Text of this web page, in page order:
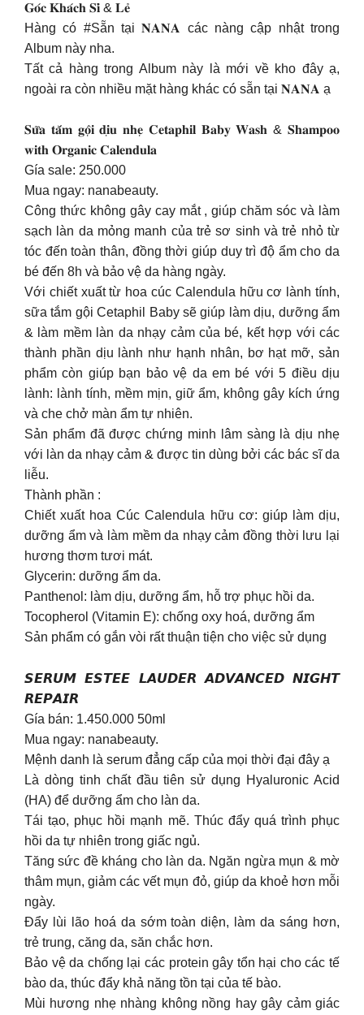
𝐆𝐨́𝐜 𝐊𝐡𝐚́𝐜𝐡 𝐒𝐢̉ & 𝐋𝐞̉
Hàng có #Sẵn tại 𝐍𝐀𝐍𝐀 các nàng cập nhật trong
Album này nha.
Tất cả hàng trong Album này là mới về kho đây ạ,
ngoài ra còn nhiều mặt hàng khác có sẵn tại 𝐍𝐀𝐍𝐀 ạ
𝐒𝐮̛̃𝐚 𝐭𝐚̆́𝐦 𝐠𝐨̣̂𝐢 𝐝𝐢̣𝐮 𝐧𝐡𝐞̣ 𝐂𝐞𝐭𝐚𝐩𝐡𝐢𝐥 𝐁𝐚𝐛𝐲 𝐖𝐚𝐬𝐡 & 𝐒𝐡𝐚𝐦𝐩𝐨𝐨
𝐰𝐢𝐭𝐡 𝐎𝐫𝐠𝐚𝐧𝐢𝐜 𝐂𝐚𝐥𝐞𝐧𝐝𝐮𝐥𝐚
Gía sale: 250.000
Mua ngay: nanabeauty.
Công thức không gây cay mắt , giúp chăm sóc và làm
sạch làn da mỏng manh của trẻ sơ sinh và trẻ nhỏ từ
tóc đến toàn thân, đồng thời giúp duy trì độ ẩm cho da
bé đến 8h và bảo vệ da hàng ngày.
Với chiết xuất từ hoa cúc Calendula hữu cơ lành tính,
sữa tắm gội Cetaphil Baby sẽ giúp làm dịu, dưỡng ẩm
& làm mềm làn da nhạy cảm của bé, kết hợp với các
thành phần dịu lành như hạnh nhân, bơ hạt mỡ, sản
phẩm còn giúp bạn bảo vệ da em bé với 5 điều dịu
lành: lành tính, mềm mịn, giữ ẩm, không gây kích ứng
và che chở màn ẩm tự nhiên.
Sản phẩm đã được chứng minh lâm sàng là dịu nhẹ
với làn da nhạy cảm & được tin dùng bởi các bác sĩ da
liễu.
Thành phần :
Chiết xuất hoa Cúc Calendula hữu cơ: giúp làm dịu,
dưỡng ẩm và làm mềm da nhạy cảm đồng thời lưu lại
hương thơm tươi mát.
Glycerin: dưỡng ẩm da.
Panthenol: làm dịu, dưỡng ẩm, hỗ trợ phục hồi da.
Tocopherol (Vitamin E): chống oxy hoá, dưỡng ẩm
Sản phẩm có gắn vòi rất thuận tiện cho việc sử dụng
𝙎𝙀𝙍𝙐𝙈 𝙀𝙎𝙏𝙀𝙀 𝙇𝘼𝙐𝘿𝙀𝙍 𝘼𝘿𝙑𝘼𝙉𝘾𝙀𝘿 𝙉𝙄𝙂𝙃𝙏
𝙍𝙀𝙋𝘼𝙄𝙍
Gía bán: 1.450.000 50ml
Mua ngay: nanabeauty.
Mệnh danh là serum đẳng cấp của mọi thời đại đây ạ
Là dòng tinh chất đầu tiên sử dụng Hyaluronic Acid
(HA) để dưỡng ẩm cho làn da.
Tái tạo, phục hồi mạnh mẽ. Thúc đẩy quá trình phục
hồi da tự nhiên trong giấc ngủ.
Tăng sức đề kháng cho làn da. Ngăn ngừa mụn & mờ
thâm mụn, giảm các vết mụn đỏ, giúp da khoẻ hơn mỗi
ngày.
Đẩy lùi lão hoá da sớm toàn diện, làm da sáng hơn,
trẻ trung, căng da, săn chắc hơn.
Bảo vệ da chống lại các protein gây tổn hại cho các tế
bào da, thúc đẩy khả năng tồn tại của tế bào.
Mùi hương nhẹ nhàng không nồng hay gây cảm giác